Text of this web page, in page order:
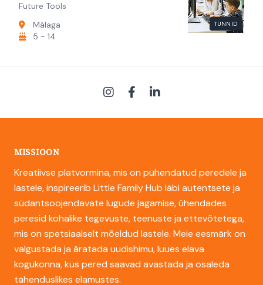
TUNNID
Future Tools
Málaga
5 - 14
MISSIOON
Kreatiivse platvormina, mis on pühendatud peredele ja
lastele, inspireerib Little Family Hub läbi autentsete ja
südantsoojendavate lugude jagamise, ühendades
peresid kohalike tegevuste, teenuste ja ettevõtetega,
mis on spetsiaalselt mõeldud lastele. Meie eesmärk on
valgustada ja äratada uudishimu, luues elava
kogukonna, kus pered saavad avastada ja osaleda
tähenduslikes elamustes.